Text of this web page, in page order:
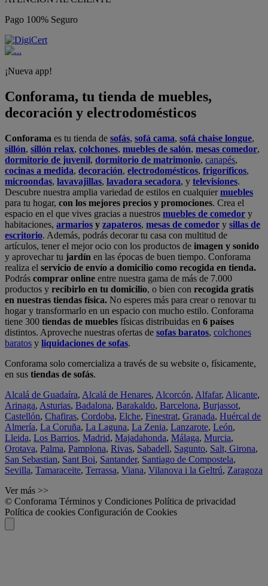
Pago 100% Seguro
¡Nueva app!
Conforama, tu tienda de muebles,
decoración y electrodomésticos
Conforama es tu tienda de sofás, sofá cama, sofá chaise longue,
sillón, sillón relax, colchones, muebles de salón, mesas comedor,
dormitorio de juvenil, dormitorio de matrimonio, canapés,
cocinas a medida, decoración, electrodomésticos, frigoríficos,
microondas, lavavajillas, lavadora secadora, y televisiones.
Descubre nuestra amplia variedad de estilos en cualquiermuebles
para tu hogar, con los mejores precios y promociones. Crea el
espacio en el que vives gracias a nuestros muebles de comedor y
habitaciones, armarios y zapateros, mesas de comedor y sillas de
escritorio. Además, podrás decorar tu casa con multitud de
artículos, tener el mejor ocio con los productos de imagen y sonido
y aprovechar tu jardín en las épocas de buen tiempo. Conforama
realiza el servicio de envío a domicilio como recogida en tienda.
Podrás comprar online entre nuestra gama de más de 7.000
productos y recibirlo en tu domicilio, o bien con recogida gratis
en nuestras tiendas física. No esperes más para crear o renovar tu
hogar y transformarlo en un espacio con mucho estilo. Conforama
tiene 300 tiendas de muebles físicas distribuidas en 6 países
distintos. Aproveche nuestras ofertas de sofas baratos, colchones
baratos y liquidaciones de sofas.
Conforama solo comercializa a través de su website o, físicamente,
en sus tiendas de sofás.
Alcalá de Guadaíra, Alcalá de Henares, Alcorcón, Alfafar, Alicante,
Arinaga, Asturias, Badalona, Barakaldo, Barcelona, Burjassot,
Castellón, Chafiras, Cordoba, Elche, Finestrat, Granada, Huércal de
Almería, La Coruña, La Laguna, La Zenia, Lanzarote, León,
Lleida, Los Barrios, Madrid, Majadahonda, Málaga, Murcia,
Orotava, Palma, Pamplona, Rivas, Sabadell, Sagunto, Salt, Girona,
San Sebastian, Sant Boi, Santander, Santiago de Compostela,
Sevilla, Tamaraceite, Terrassa, Viana, Vilanova i la Geltrú, Zaragoza
Ver más >>
© Conforama Términos y Condiciones Política de privacidad
Política de cookies Configuración de Cookies